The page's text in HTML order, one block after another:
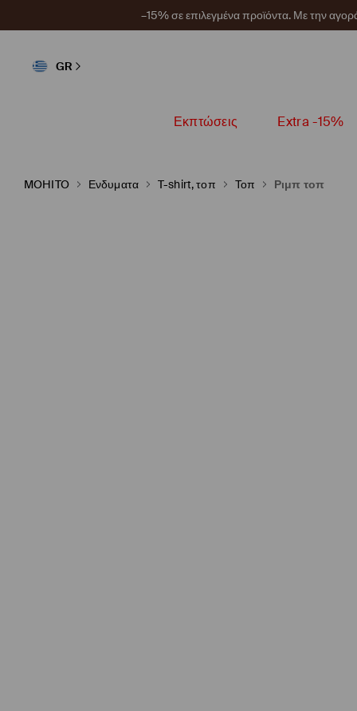
–15% σε επιλεγμένα προϊόντα. Με την
GR
Εκπτώσεις Extra -15%
MOHITO Ενδυματα T-shirt, τοπ Τοπ Ριμπ τοπ